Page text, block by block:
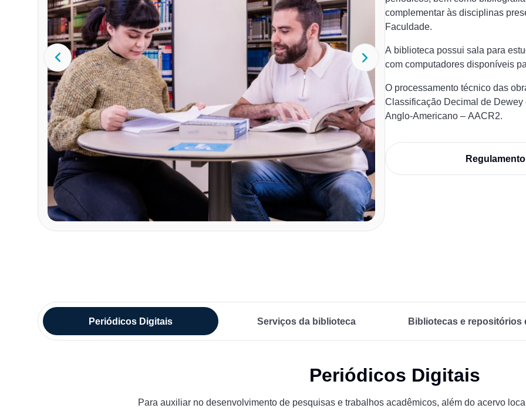
complementar às disciplinas
Faculdade.
A biblioteca possui sala para
com computadores disponíveis
O processamento técnico das
Classificação Decimal de
Anglo-Americano – AACR2.
Periódicos Digitais Serviços da biblioteca Bibliotecas e repositórios
Periódicos Digitais
Para auxiliar no desenvolvimento de pesquisas e trabalhos acadêmicos, além do acervo